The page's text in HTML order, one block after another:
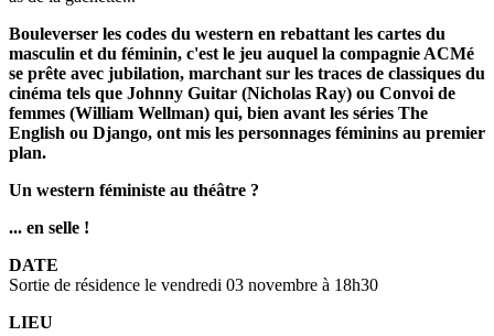
Bouleverser les codes du western en rebattant les cartes du
masculin et du féminin, c'est le jeu auquel la compagnie ACMé
se prête avec jubilation, marchant sur les traces de classiques du
cinéma tels que Johnny Guitar (Nicholas Ray) ou Convoi de
femmes (William Wellman) qui, bien avant les séries The
English ou Django, ont mis les personnages féminins au premier
plan.
Un western féministe au théâtre ?
... en selle !
DATE
Sortie de résidence le vendredi 03 novembre à 18h30
LIEU